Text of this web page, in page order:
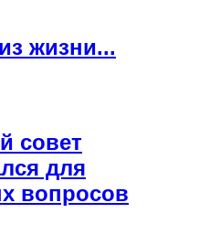
жизни...
совет
для
вопросов